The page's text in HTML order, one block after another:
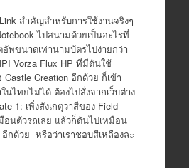
สำคัญสำหรับการใช้งานจริงๆ
ไปสนามด้วยเป็นอะไรที่
พขนาดเท่านามบัตรไปง่ายกว่า
Vorza Flux HP ที่มีดันใช้
Castle Creation อีกด้วย ก็เข้า
ไทยไม่ได้ ต้องไปสั่งจากเว็บต่าง
1: เพิ่งสังเกตุว่าสีของ Field
อนตัวรถเลย แล้วก็ดันไปเหมือน
กด้วย หรือว่าเราชอบสีเหลืองละ